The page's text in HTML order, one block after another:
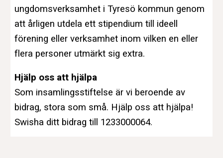
ungdomsverksamhet i Tyresö kommun genom
att årligen utdela ett stipendium till ideell
förening eller verksamhet inom vilken en eller
flera personer utmärkt sig extra.
Hjälp oss att hjälpa
Som insamlingsstiftelse är vi beroende av
bidrag, stora som små. Hjälp oss att hjälpa!
Swisha ditt bidrag till 1233000064.